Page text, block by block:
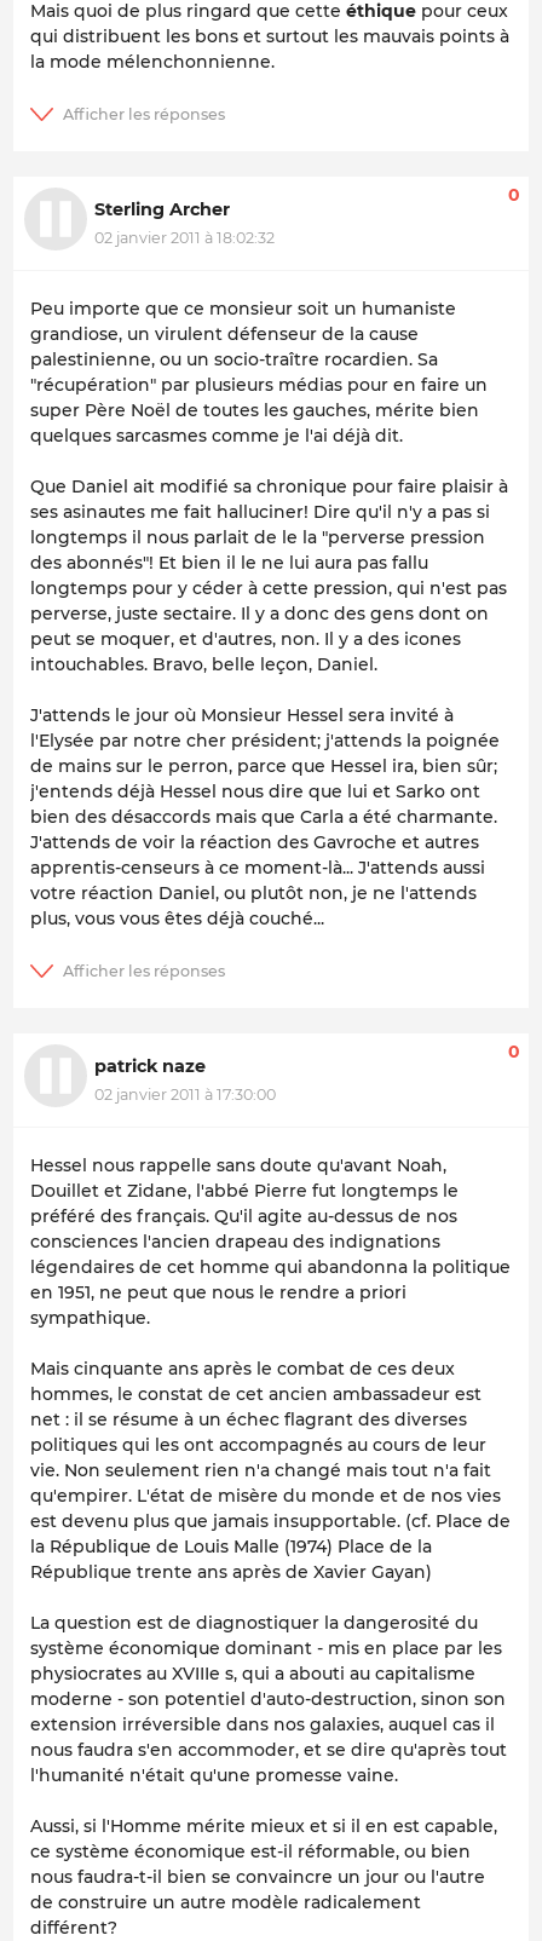
Mais quoi de plus ringard que cette éthique pour ceux
qui distribuent les bons et surtout les mauvais points à
la mode mélenchonnienne.
Sterling Archer
02 janvier 2011 à 18:02:32
0
Peu importe que ce monsieur soit un humaniste
grandiose, un virulent défenseur de la cause
palestinienne, ou un socio-traître rocardien. Sa
"récupération" par plusieurs médias pour en faire un
super Père Noël de toutes les gauches, mérite bien
quelques sarcasmes comme je l'ai déjà dit.
Que Daniel ait modifié sa chronique pour faire plaisir à
ses asinautes me fait halluciner! Dire qu'il n'y a pas si
longtemps il nous parlait de le la "perverse pression
des abonnés"! Et bien il le ne lui aura pas fallu
longtemps pour y céder à cette pression, qui n'est pas
perverse, juste sectaire. Il y a donc des gens dont on
peut se moquer, et d'autres, non. Il y a des icones
intouchables. Bravo, belle leçon, Daniel.
J'attends le jour où Monsieur Hessel sera invité à
l'Elysée par notre cher président; j'attends la poignée
de mains sur le perron, parce que Hessel ira, bien sûr;
j'entends déjà Hessel nous dire que lui et Sarko ont
bien des désaccords mais que Carla a été charmante.
J'attends de voir la réaction des Gavroche et autres
apprentis-censeurs à ce moment-là... J'attends aussi
votre réaction Daniel, ou plutôt non, je ne l'attends
plus, vous vous êtes déjà couché...
patrick naze
02 janvier 2011 à 17:30:00
0
Hessel nous rappelle sans doute qu'avant Noah,
Douillet et Zidane, l'abbé Pierre fut longtemps le
préféré des français. Qu'il agite au-dessus de nos
consciences l'ancien drapeau des indignations
légendaires de cet homme qui abandonna la politique
en 1951, ne peut que nous le rendre a priori
sympathique.
Mais cinquante ans après le combat de ces deux
hommes, le constat de cet ancien ambassadeur est
net : il se résume à un échec flagrant des diverses
politiques qui les ont accompagnés au cours de leur
vie. Non seulement rien n'a changé mais tout n'a fait
qu'empirer. L'état de misère du monde et de nos vies
est devenu plus que jamais insupportable. (cf. Place de
la République de Louis Malle (1974) Place de la
République trente ans après de Xavier Gayan)
La question est de diagnostiquer la dangerosité du
système économique dominant - mis en place par les
physiocrates au XVIIIe s, qui a abouti au capitalisme
moderne - son potentiel d'auto-destruction, sinon son
extension irréversible dans nos galaxies, auquel cas il
nous faudra s'en accommoder, et se dire qu'après tout
l'humanité n'était qu'une promesse vaine.
Aussi, si l'Homme mérite mieux et si il en est capable,
ce système économique est-il réformable, ou bien
nous faudra-t-il bien se convaincre un jour ou l'autre
de construire un autre modèle radicalement
différent?